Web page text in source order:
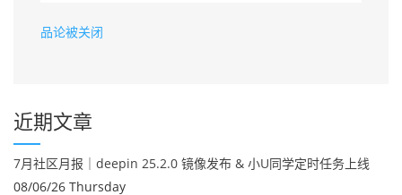
品论被关闭
近期文章
7月社区月报｜deepin 25.2.0 镜像发布 & 小U同学定时任务上线
08/06/26 Thursday